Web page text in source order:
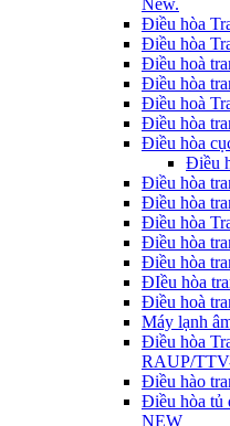
New.
Điều hòa
Điều hòa
Điều hoà
Điều hòa
Điều hoà
Điều hòa
Điều hòa
Điều
Điều hòa
Điều hòa
Điều hòa
Điều hòa
Điều hòa
ĐIều hòa
Điều hoà
Máy lạnh
Điều hòa
RAUP/
Điều hào
Điều hòa tủ
NEW